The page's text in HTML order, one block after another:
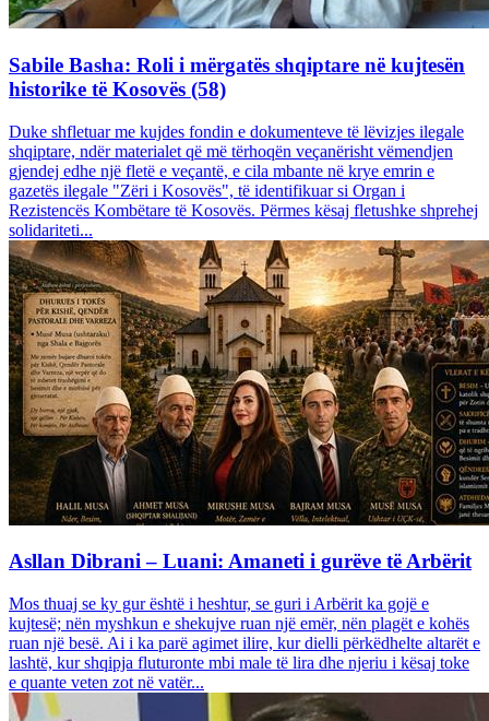
Sabile Basha: Roli i mërgatës shqiptare në kujtesën
historike të Kosovës (58)
Duke shfletuar me kujdes fondin e dokumenteve të lëvizjes ilegale
shqiptare, ndër materialet që më tërhoqën veçanërisht vëmendjen
gjendej edhe një fletë e veçantë, e cila mbante në krye emrin e
gazetës ilegale "Zëri i Kosovës", të identifikuar si Organ i
Rezistencës Kombëtare të Kosovës. Përmes kësaj fletushke shprehej
solidariteti...
Asllan Dibrani – Luani: Amaneti i gurëve të Arbërit
Mos thuaj se ky gur është i heshtur, se guri i Arbërit ka gojë e
kujtesë; nën myshkun e shekujve ruan një emër, nën plagët e kohës
ruan një besë. Ai i ka parë agimet ilire, kur dielli përkëdhelte altarët e
lashtë, kur shqipja fluturonte mbi male të lira dhe njeriu i kësaj toke
e quante veten zot në vatër...